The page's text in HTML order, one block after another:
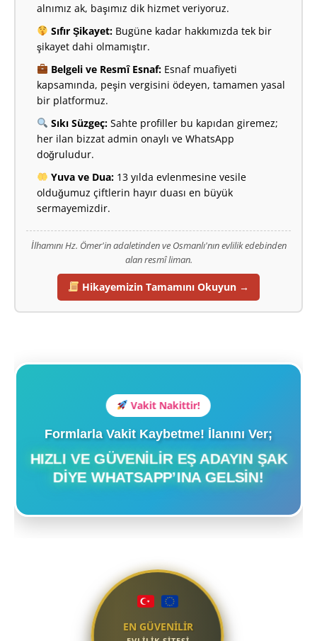
alnımız ak, başımız dik hizmet veriyoruz.
Sıfır Şikayet:Bugüne kadar hakkımızda tek bir
şikayet dahi olmamıştır.
Belgeli ve Resmî Esnaf:Esnaf muafiyeti
kapsamında, peşin vergisini ödeyen, tamamen yasal
bir platformuz.
Sıkı Süzgeç:Sahte profiller bu kapıdan giremez;
her ilan bizzat admin onaylı ve WhatsApp
doğruludur.
Yuva ve Dua:13 yılda evlenmesine vesile
olduğumuz çiftlerin hayır duası en büyük
sermayemizdir.
İlhamını Hz. Ömer'in adaletinden ve Osmanlı'nın evlilik edebinden
alan resmî liman.
Hikayemizin Tamamını Okuyun →
Vakit Nakittir!
Formlarla Vakit Kaybetme! İlanını Ver;
HIZLI VE GÜVENILIR EŞ ADAYIN ŞAK
DIYE WHATSAPP’INA GELSIN!
EN GÜVENİLİR
EVLİLİK SİTESİ